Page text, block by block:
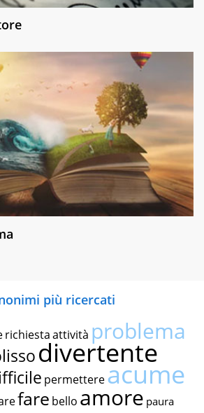
più ricercati
richiestaattività problema
divertente
permettereacume
fare bello amore paura